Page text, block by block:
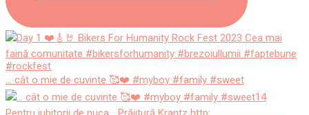
... cât o mie de cuvinte 🥰❤️ #myboy #family #sweet